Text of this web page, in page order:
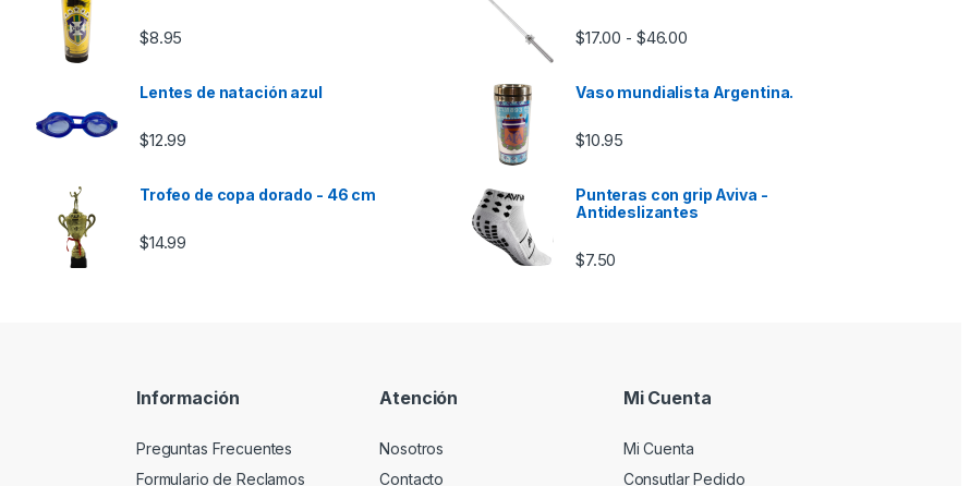
$8.95
Lentes de natación azul
$12.99
Trofeo de copa dorado - 46 cm
$14.99
$17.00 - $46.00
Vaso mundialista Argentina.
$10.95
Punteras con grip Aviva -
Antideslizantes
$7.50
Información
Preguntas Frecuentes
Formulario de Reclamos
Atención
Nosotros
Contacto
Mi Cuenta
Mi Cuenta
Consutlar Pedido